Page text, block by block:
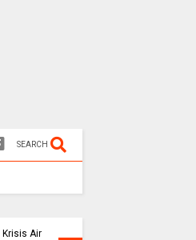
SEARCH
Krisis Air